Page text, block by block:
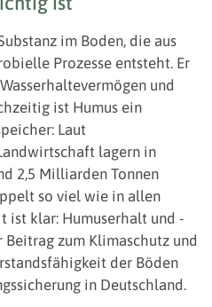
im Boden, die aus
Prozesse entsteht. Er
und
ist Humus ein
Laut
lagern in
2,5 Milliarden Tonnen
so viel wie in allen
ist klar: Humuserhalt und -
zum Klimaschutz und
der Böden
in Deutschland.